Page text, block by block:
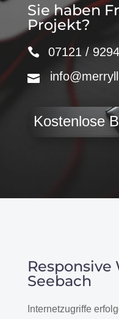
Sie haben
Projekt?
07121 /
Kostenlose
Seebach
Internetzugriffe